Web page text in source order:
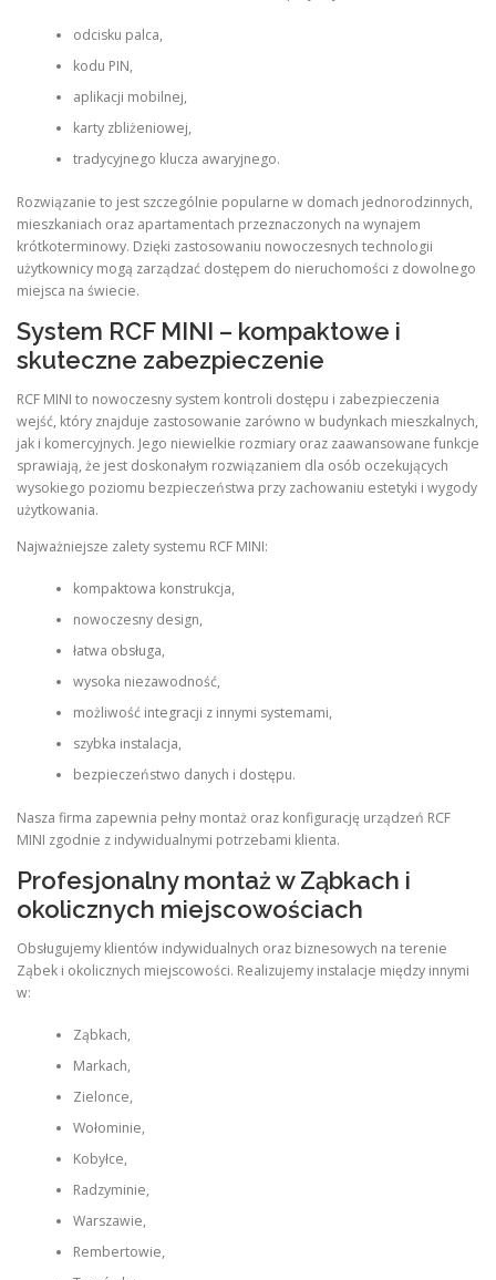
odcisku palca,
kodu PIN,
aplikacji mobilnej,
karty zbliżeniowej,
tradycyjnego klucza awaryjnego.
Rozwiązanie to jest szczególnie popularne w domach jednorodzinnych,
mieszkaniach oraz apartamentach przeznaczonych na wynajem
krótkoterminowy. Dzięki zastosowaniu nowoczesnych technologii
użytkownicy mogą zarządzać dostępem do nieruchomości z dowolnego
miejsca na świecie.
System RCF MINI – kompaktowe i
skuteczne zabezpieczenie
RCF MINI to nowoczesny system kontroli dostępu i zabezpieczenia
wejść, który znajduje zastosowanie zarówno w budynkach mieszkalnych,
jak i komercyjnych. Jego niewielkie rozmiary oraz zaawansowane funkcje
sprawiają, że jest doskonałym rozwiązaniem dla osób oczekujących
wysokiego poziomu bezpieczeństwa przy zachowaniu estetyki i wygody
użytkowania.
Najważniejsze zalety systemu RCF MINI:
kompaktowa konstrukcja,
nowoczesny design,
łatwa obsługa,
wysoka niezawodność,
możliwość integracji z innymi systemami,
szybka instalacja,
bezpieczeństwo danych i dostępu.
Nasza firma zapewnia pełny montaż oraz konfigurację urządzeń RCF
MINI zgodnie z indywidualnymi potrzebami klienta.
Profesjonalny montaż w Ząbkach i
okolicznych miejscowościach
Obsługujemy klientów indywidualnych oraz biznesowych na terenie
Ząbek i okolicznych miejscowości. Realizujemy instalacje między innymi
w:
Ząbkach,
Markach,
Zielonce,
Wołominie,
Kobyłce,
Radzyminie,
Warszawie,
Rembertowie,